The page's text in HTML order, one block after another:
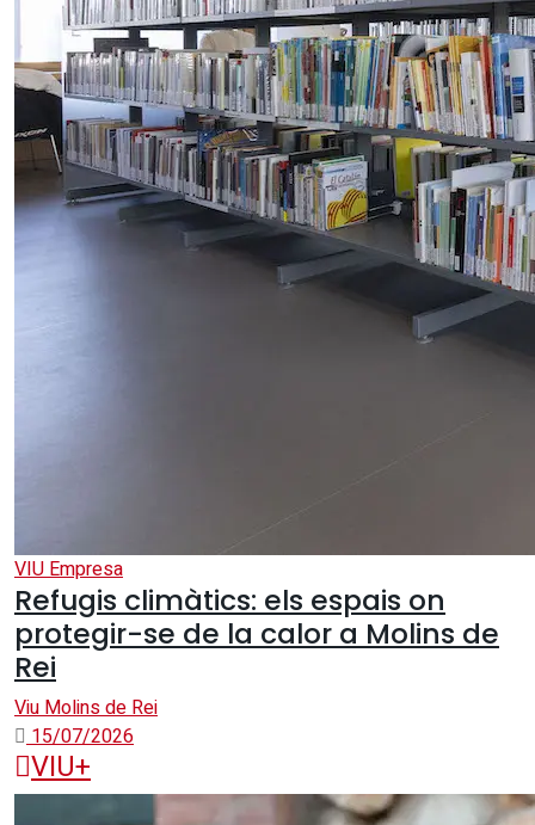
VIU Empresa
Refugis climàtics: els espais on
protegir-se de la calor a Molins de
Rei
Viu Molins de Rei
15/07/2026
VIU+